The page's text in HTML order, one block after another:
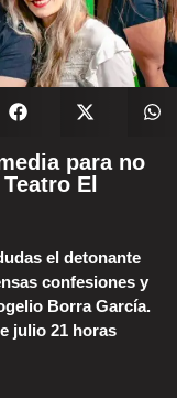
para no
El
el detonante
confesiones y
Borra García.
julio 21 horas